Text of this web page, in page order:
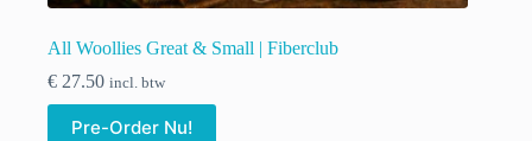
All Woollies Great & Small | Fiberclub
€ 27.50 incl. btw
Pre-Order Nu!